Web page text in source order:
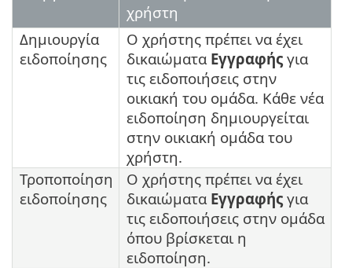
χρήστη
Δημιουργία
ειδοποίησης
Ο χρήστης πρέπει να έχει
δικαιώματα Εγγραφής για
τις ειδοποιήσεις στην
οικιακή του ομάδα. Κάθε νέα
ειδοποίηση δημιουργείται
στην οικιακή ομάδα του
χρήστη.
Τροποποίηση
ειδοποίησης
Ο χρήστης πρέπει να έχει
δικαιώματα Εγγραφής για
τις ειδοποιήσεις στην ομάδα
όπου βρίσκεται η
ειδοποίηση.